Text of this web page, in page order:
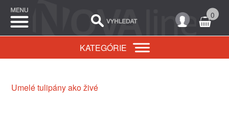
0
KATEGÓRIE
Umelé tulipány ako živé